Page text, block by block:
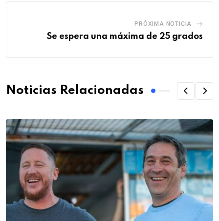
PRÓXIMA NOTICIA
Se espera una máxima de 25 grados
Noticias Relacionadas